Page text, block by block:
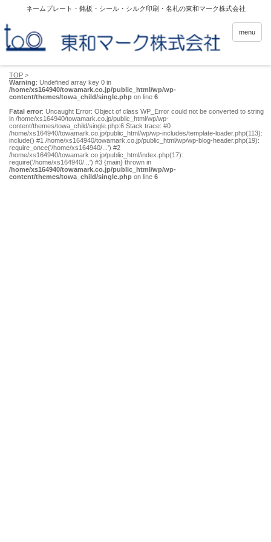
ネームプレート・銘板・シール・シルク印刷・名札の東和マーク株式会社
menu
TOP >
Warning: Undefined array key 0 in
/home/xs164940/towamark.co.jp/public_html/wp/wp-
content/themes/towa_child/single.php on line 6
Fatal error: Uncaught Error: Object of class WP_Error could not be converted to string
in /home/xs164940/towamark.co.jp/public_html/wp/wp-
content/themes/towa_child/single.php:6 Stack trace: #0
/home/xs164940/towamark.co.jp/public_html/wp/wp-includes/template-loader.php(113):
include() #1 /home/xs164940/towamark.co.jp/public_html/wp/wp-blog-header.php(19):
require_once('/home/xs164940/...') #2
/home/xs164940/towamark.co.jp/public_html/index.php(17):
require('/home/xs164940/...') #3 {main} thrown in
/home/xs164940/towamark.co.jp/public_html/wp/wp-
content/themes/towa_child/single.php on line 6